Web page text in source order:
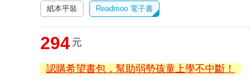
紙本平裝 Readmoo 電子書
294 元
認購希望書包，幫助弱勢孩童上學不中斷！